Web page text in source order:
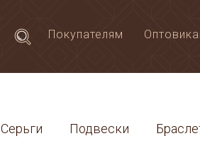
Покупателям
Серьги Подвески